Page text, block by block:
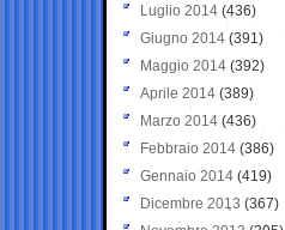
Luglio 2014 (436)
Giugno 2014 (391)
Maggio 2014 (392)
Aprile 2014 (389)
Marzo 2014 (436)
Febbraio 2014 (386)
Gennaio 2014 (419)
Dicembre 2013 (367)